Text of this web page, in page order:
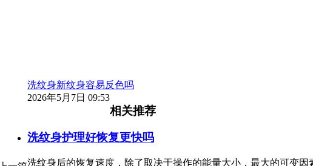
洗纹身新纹身容易反色吗
2026年5月7日 09:53
相关推荐
洗纹身护理好恢复更快吗
洗纹身后的恢复速度，除了取决于操作的能量大小，最大的可变因